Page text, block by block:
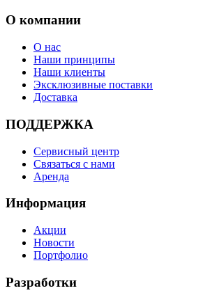
О компании
О нас
Наши принципы
Наши клиенты
Эксклюзивные поставки
Доставка
ПОДДЕРЖКА
Сервисный центр
Связаться с нами
Аренда
Информация
Акции
Новости
Портфолио
Разработки